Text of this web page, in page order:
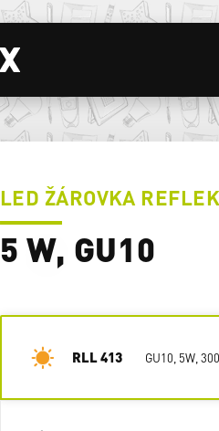
LED ŽÁROVKA
5 W, GU10
RLL 413 GU10, 5W,